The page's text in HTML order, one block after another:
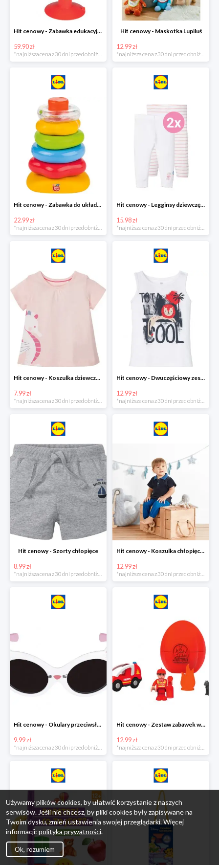
Hit cenowy - Zabawka edukacyjna
59.90 zł
*najniższa cena z 30 dni przed obniżką
Hit cenowy - Maskotka Lupiluś
12.99 zł
*najniższa cena z 30 dni przed obniżką
Hit cenowy - Zabawka do układania, 1 zestaw
22.99 zł
Hit cenowy - Legginsy dziewczęce, 2 pary
15.98 zł
Hit cenowy - Koszulka dziewczęca
7.99 zł
*najniższa cena z 30 dni przed obniżką
Hit cenowy - Dwuczęściowy zestaw chłopięcy
12.99 zł
*najniższa cena z 30 dni przed obniżką
Hit cenowy - Szorty chłopięce
8.99 zł
*najniższa cena z 30 dni przed obniżką
Hit cenowy - Koszulka chłopięca polo
12.99 zł
*najniższa cena z 30 dni przed obniżką
Hit cenowy - Okulary przeciwsłoneczne dla dzieci
9.99 zł
Hit cenowy - Zestaw zabawek w jajku
12.99 zł
Używamy plików cookies, by ułatwić korzystanie z naszych
serwisów. Jeśli nie chcesz, by pliki cookies były zapisywane na
Twoim dysku, zmień ustawienia swojej przeglądarki. Więcej
informacji: polityka prywatności.
Ok, rozumiem